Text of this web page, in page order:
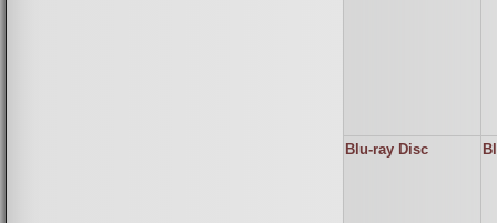
Blu-ray Disc